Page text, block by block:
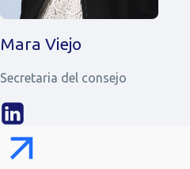
Mara Viejo
Secretaria del consejo